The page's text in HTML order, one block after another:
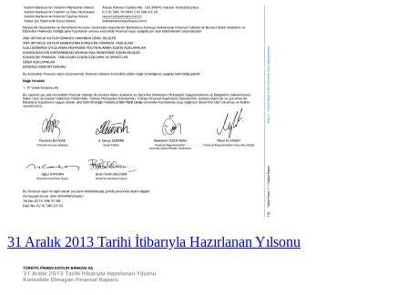
31 Aralık 2013 Tarihi İtibarıyla Hazırlanan Yılsonu